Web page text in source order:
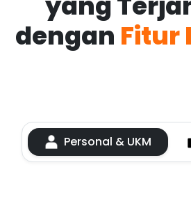
dengan Fitur
Personal & UKM